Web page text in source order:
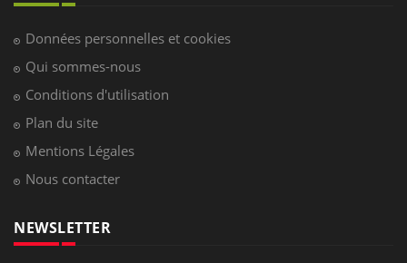
Données personnelles et cookies
Qui sommes-nous
Conditions d'utilisation
Plan du site
Mentions Légales
Nous contacter
NEWSLETTER